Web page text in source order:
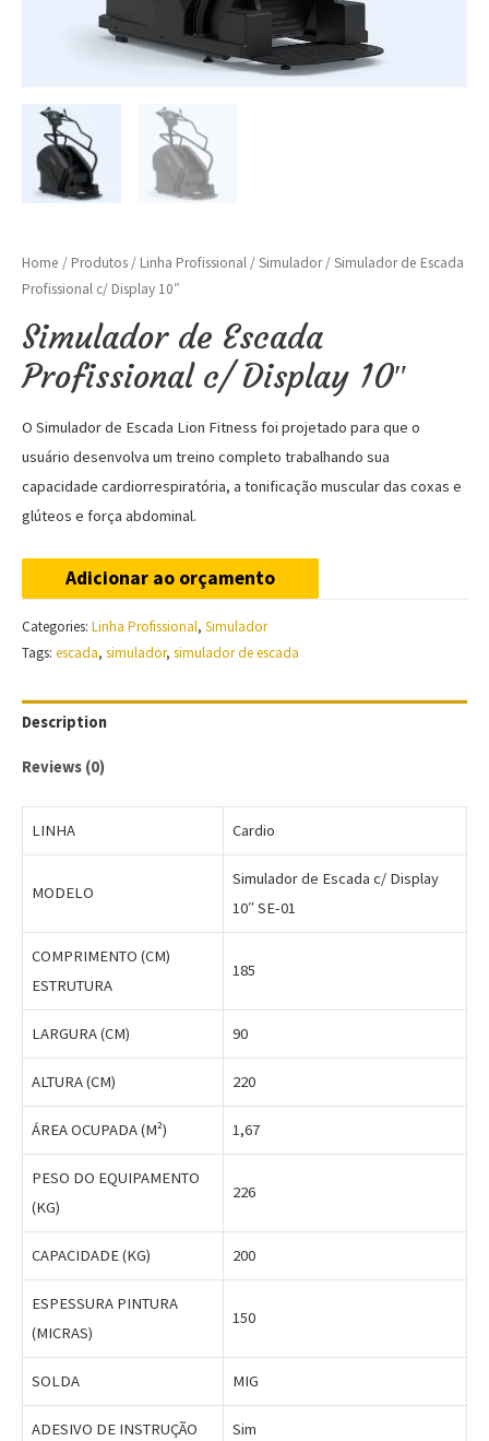
Home / Produtos / Linha Profissional /Simulador/ Simulador de Escada
Profissional c/ Display 10″
Simulador de Escada
Profissional c/ Display 10″
O Simulador de Escada Lion Fitness foi projetado para que o
usuário desenvolva um treino completo trabalhando sua
capacidade cardiorrespiratória, a tonificação muscular das coxas e
glúteos e força abdominal.
Adicionar ao orçamento
Categories: Linha Profissional, Simulador
Tags: escada, simulador, simulador de escada
Description
Reviews (0)
LINHA Cardio
MODELO
Simulador de Escada c/ Display
10″ SE-01
COMPRIMENTO (CM)
ESTRUTURA
185
LARGURA (CM) 90
ALTURA (CM) 220
ÁREA OCUPADA (M²) 1,67
PESO DO EQUIPAMENTO
(KG)
226
CAPACIDADE (KG) 200
ESPESSURA PINTURA
(MICRAS)
150
SOLDA MIG
ADESIVO DE INSTRUÇÃO Sim